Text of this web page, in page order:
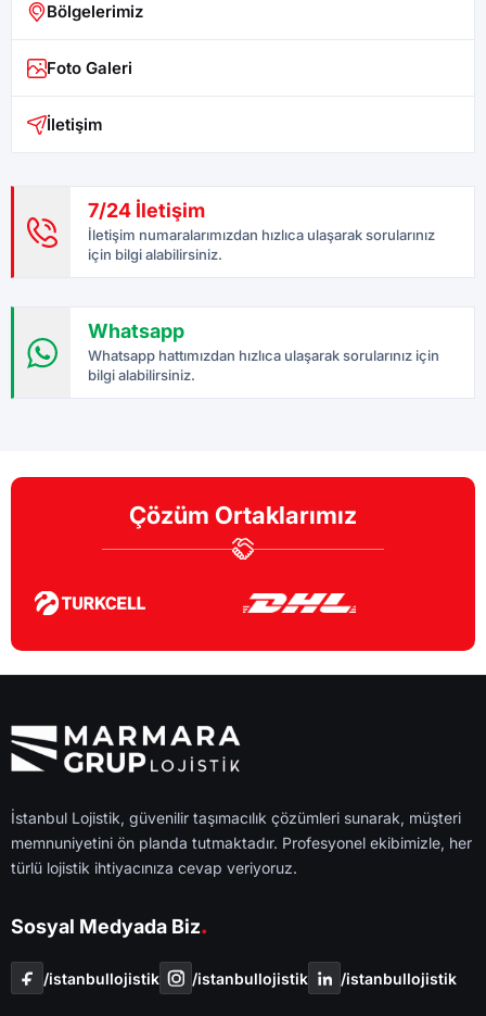
Bölgelerimiz
Foto Galeri
İletişim
7/24 İletişim
İletişim numaralarımızdan hızlıca ulaşarak sorularınız
için bilgi alabilirsiniz.
Whatsapp
Whatsapp hattımızdan hızlıca ulaşarak sorularınız için
bilgi alabilirsiniz.
Çözüm Ortaklarımız
İstanbul Lojistik, güvenilir taşımacılık çözümleri sunarak, müşteri
memnuniyetini ön planda tutmaktadır. Profesyonel ekibimizle, her
türlü lojistik ihtiyacınıza cevap veriyoruz.
Sosyal Medyada Biz.
/i̇stanbullojistik /i̇stanbullojistik /i̇stanbullojistik